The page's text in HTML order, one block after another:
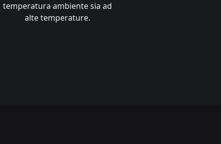
temperatura ambiente sia ad
alte temperature.